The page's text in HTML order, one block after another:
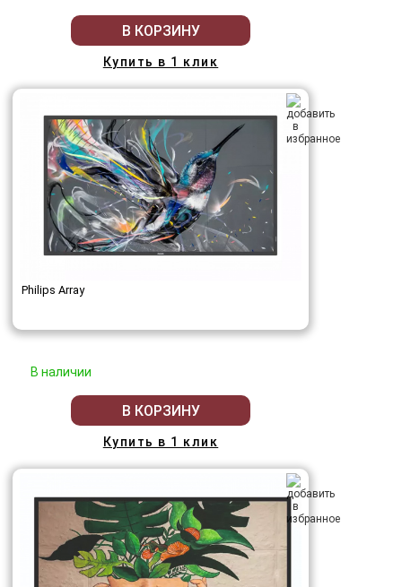
В КОРЗИНУ
Купить в 1 клик
Philips Array
В наличии
В КОРЗИНУ
Купить в 1 клик